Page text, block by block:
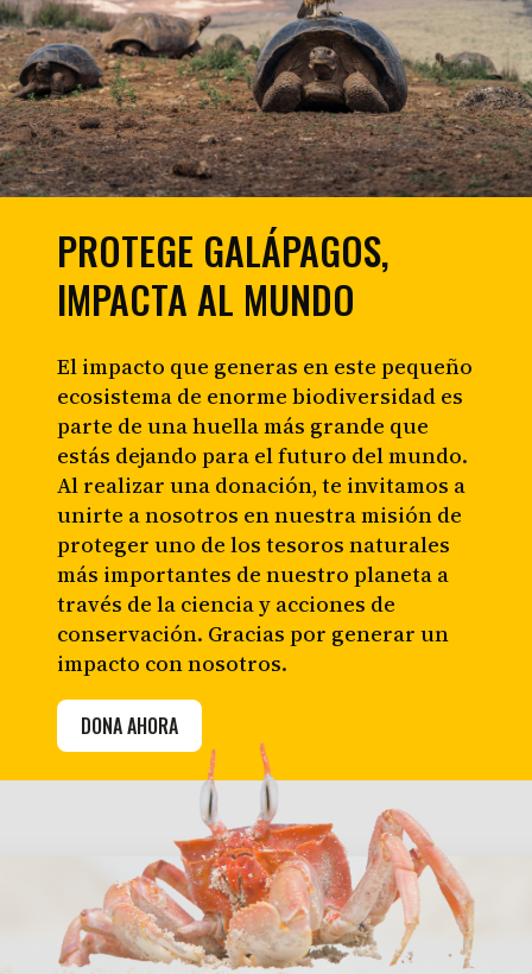
PROTEGE GALÁPAGOS,
IMPACTA AL MUNDO
El impacto que generas en este pequeño
ecosistema de enorme biodiversidad es
parte de una huella más grande que
estás dejando para el futuro del mundo.
Al realizar una donación, te invitamos a
unirte a nosotros en nuestra misión de
proteger uno de los tesoros naturales
más importantes de nuestro planeta a
través de la ciencia y acciones de
conservación. Gracias por generar un
impacto con nosotros.
DONA AHORA